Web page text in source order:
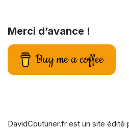
Merci d’avance !
Buy me a coffee
DavidCouturier.fr est un site édité